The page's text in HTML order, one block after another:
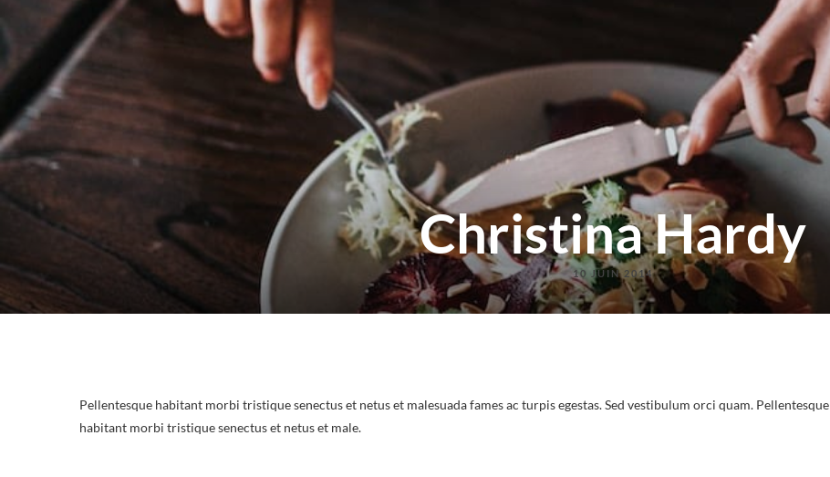
Christina Hardy
10 JUIN 2014
Pellentesque habitant morbi tristique senectus et netus et malesuada fames ac turpis egestas. Sed vestibulum orci quam. Pellentesque
habitant morbi tristique senectus et netus et male.